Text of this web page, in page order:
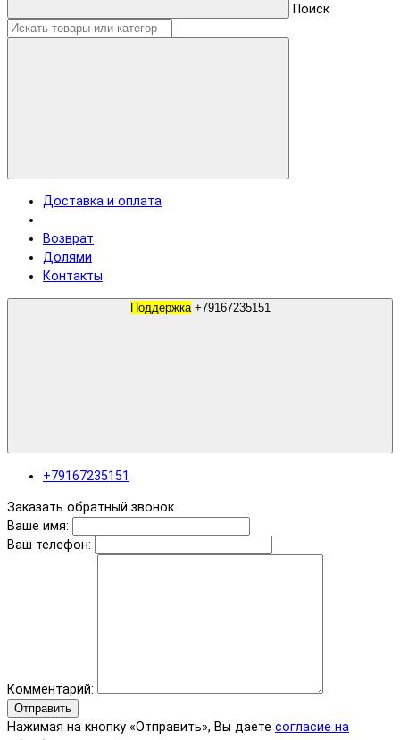
Поиск
Доставка и оплата
Возврат
Долями
Контакты
Поддержка +79167235151
+79167235151
Заказать обратный звонок
Ваше имя:
Ваш телефон:
Комментарий:
Отправить
Нажимая на кнопку «Отправить», Вы даете согласие на